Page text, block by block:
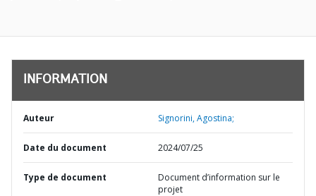
INFORMATION
Auteur Signorini, Agostina;
Date du document 2024/07/25
Type de document
Document d’information sur le
projet